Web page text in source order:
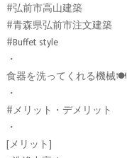
#弘前市高山建築
#青森県弘前市注文建築
#Buffet style
・
食器を洗ってくれる機械🍽
・
#メリット・デメリット
・
[メリット]